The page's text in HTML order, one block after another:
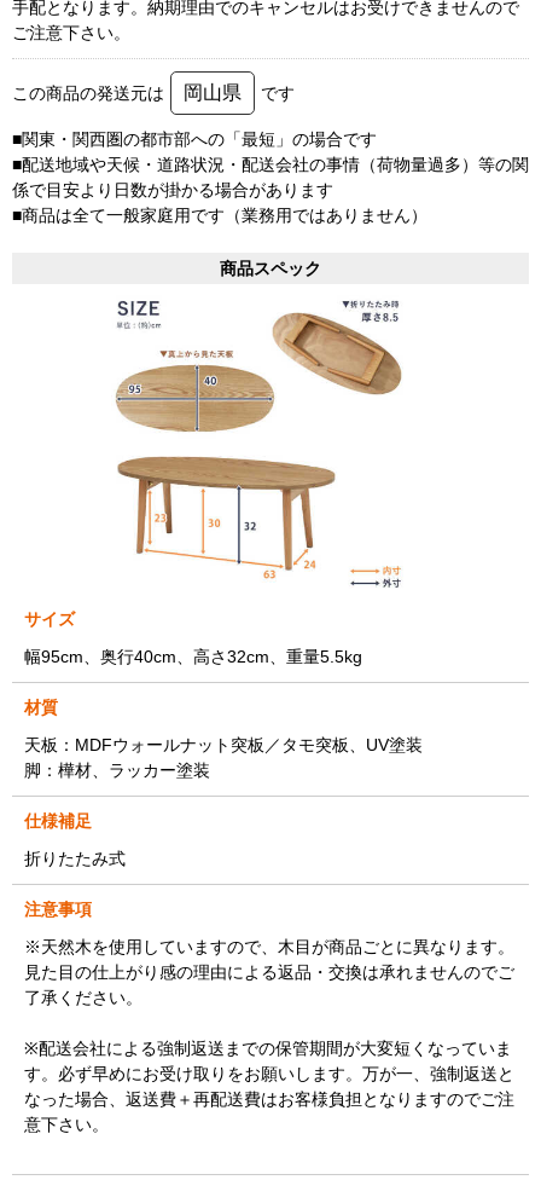
手配となります。納期理由でのキャンセルはお受けできませんので
ご注意下さい。
この商品の発送元は 岡山県 です
■関東・関西圏の都市部への「最短」の場合です
■配送地域や天候・道路状況・配送会社の事情（荷物量過多）等の関
係で目安より日数が掛かる場合があります
■商品は全て一般家庭用です（業務用ではありません）
商品スペック
サイズ
幅95cm、奥行40cm、高さ32cm、重量5.5kg
材質
天板：MDFウォールナット突板／タモ突板、UV塗装
脚：樺材、ラッカー塗装
仕様補足
折りたたみ式
注意事項
※天然木を使用していますので、木目が商品ごとに異なります。
見た目の仕上がり感の理由による返品・交換は承れませんのでご
了承ください。
※配送会社による強制返送までの保管期間が大変短くなっていま
す。必ず早めにお受け取りをお願いします。万が一、強制返送と
なった場合、返送費＋再配送費はお客様負担となりますのでご注
意下さい。